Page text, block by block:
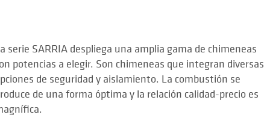
serie SARRIA despliega una amplia gama de chimeneas
potencias a elegir. Son chimeneas que integran diversas
de seguridad y aislamiento. La combustión se
de una forma óptima y la relación calidad-precio es